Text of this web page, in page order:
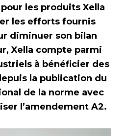
pour les produits Xella
les efforts fournis
diminuer son bilan
Xella compte parmi
à bénéficier des
la publication du
de la norme avec
l’amendement A2.